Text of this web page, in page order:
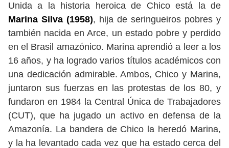
Unida a la historia heroica de Chico está la de
Marina Silva (1958), hija de seringueiros pobres y
también nacida en Arce, un estado pobre y perdido
en el Brasil amazónico. Marina aprendió a leer a los
16 años, y ha logrado varios títulos académicos con
una dedicación admirable. Ambos, Chico y Marina,
juntaron sus fuerzas en las protestas de los 80, y
fundaron en 1984 la Central Única de Trabajadores
(CUT), que ha jugado un activo en defensa de la
Amazonía. La bandera de Chico la heredó Marina,
y la ha levantado cada vez que ha estado cerca del